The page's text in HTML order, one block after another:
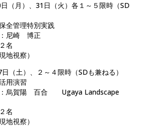
（月）、31日（火）各１～５限時（SD
管理特別実践
尼崎 博正
名
視察）
（土）、２～４限時（SDも兼ねる）
用演習
烏賀陽 百合 Ugaya Landscape
名
視察）